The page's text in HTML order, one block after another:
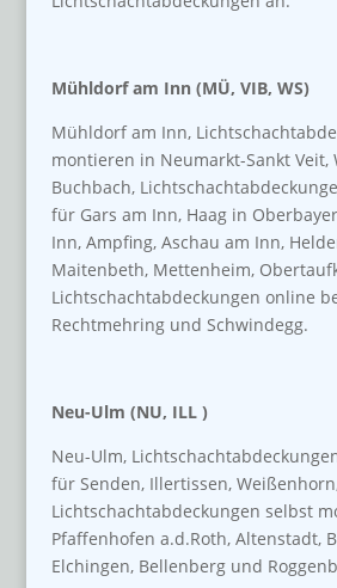
Mühldorf am Inn (MÜ, VIB, WS)
Mühldorf am Inn,
montieren in Neumarkt-Sankt Veit,
Buchbach,
für Gars am Inn, Haag in
Inn, Ampfing, Aschau am Inn,
Maitenbeth, Mettenheim,
Lichtschachtabdeckungen online
Rechtmehring und Schwindegg.
Neu-Ulm (NU, ILL )
Neu-Ulm,
für Senden, Illertissen,
Lichtschachtabdeckungen selbst
Pfaffenhofen a.d.Roth, Altenstadt,
Elchingen, Bellenberg und